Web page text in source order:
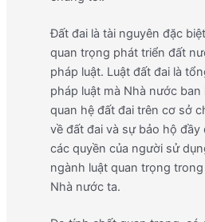
Đất đai là tài nguyên đặc
quan trọng phát triển đất
pháp luật. Luật đất đai là
pháp luật mà Nhà nước
quan hệ đất đai trên cơ sở
về đất đai và sự bảo hộ
các quyền của người sử
ngành luật quan trọng
Nhà nước ta.